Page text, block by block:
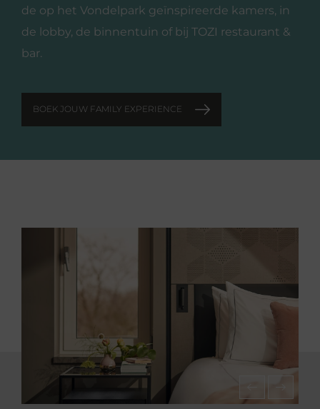
de op het Vondelpark geïnspireerde kamers, in
de lobby, de binnentuin of bij TOZI restaurant &
bar.
BOEK JOUW FAMILY EXPERIENCE